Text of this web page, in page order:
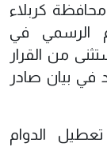
كربلاء
الرسمي في
من القرار
في بيان صادر
الدوام